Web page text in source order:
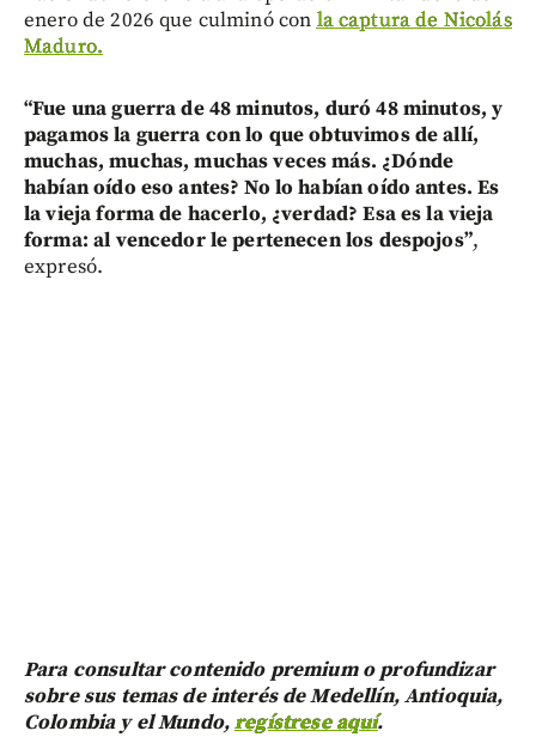
enero de 2026 que culminó con la captura de Nicolás
Maduro.
“Fue una guerra de 48 minutos, duró 48 minutos, y
pagamos la guerra con lo que obtuvimos de allí,
muchas, muchas, muchas veces más. ¿Dónde
habían oído eso antes? No lo habían oído antes. Es
la vieja forma de hacerlo, ¿verdad? Esa es la vieja
forma: al vencedor le pertenecen los despojos”,
expresó.
Para consultar contenido premium o profundizar
sobre sus temas de interés de Medellín, Antioquia,
Colombia y el Mundo,regístrese aquí.